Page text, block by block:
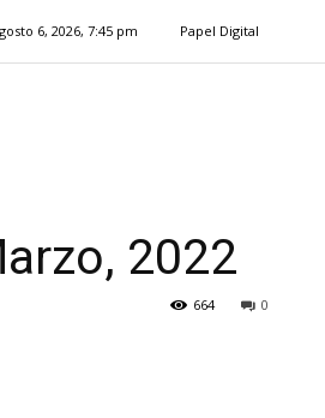
6, 2026, 7:45 pm Papel Digital
2022
0
664